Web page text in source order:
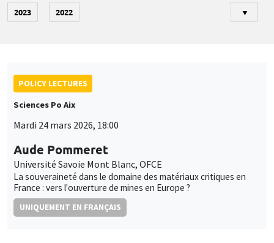
2023 2022 ▼
POLICY LECTURES
Sciences Po Aix
Mardi 24 mars 2026, 18:00
Aude Pommeret
Université Savoie Mont Blanc, OFCE
La souveraineté dans le domaine des matériaux critiques en
France : vers l'ouverture de mines en Europe ?
UNIQUEMENT EN FRANÇAIS